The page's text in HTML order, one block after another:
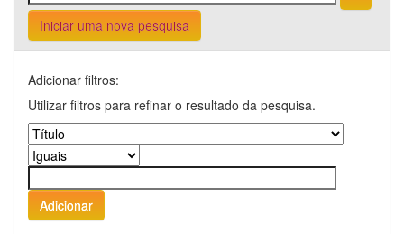
Iniciar uma nova pesquisa
Adicionar filtros:
Utilizar filtros para refinar o resultado da pesquisa.